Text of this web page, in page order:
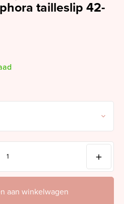
tailleslip 42-
aan winkelwagen